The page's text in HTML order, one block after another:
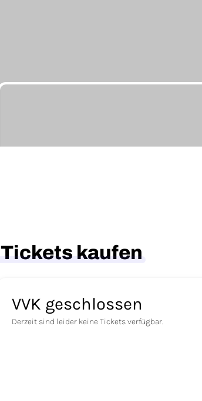
Tickets kaufen
VVK geschlossen
Derzeit sind leider keine Tickets verfügbar.